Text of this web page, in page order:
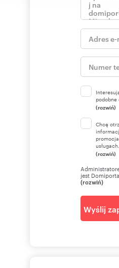
I warmly invite you to
pokaż telefon
m.dymek@pr
Numer oferty: 58479/
Nr licencji zawodowej:(rozwiń)
Chcę
usługach.
(rozwiń)
jest
(rozwiń)
Wyślij